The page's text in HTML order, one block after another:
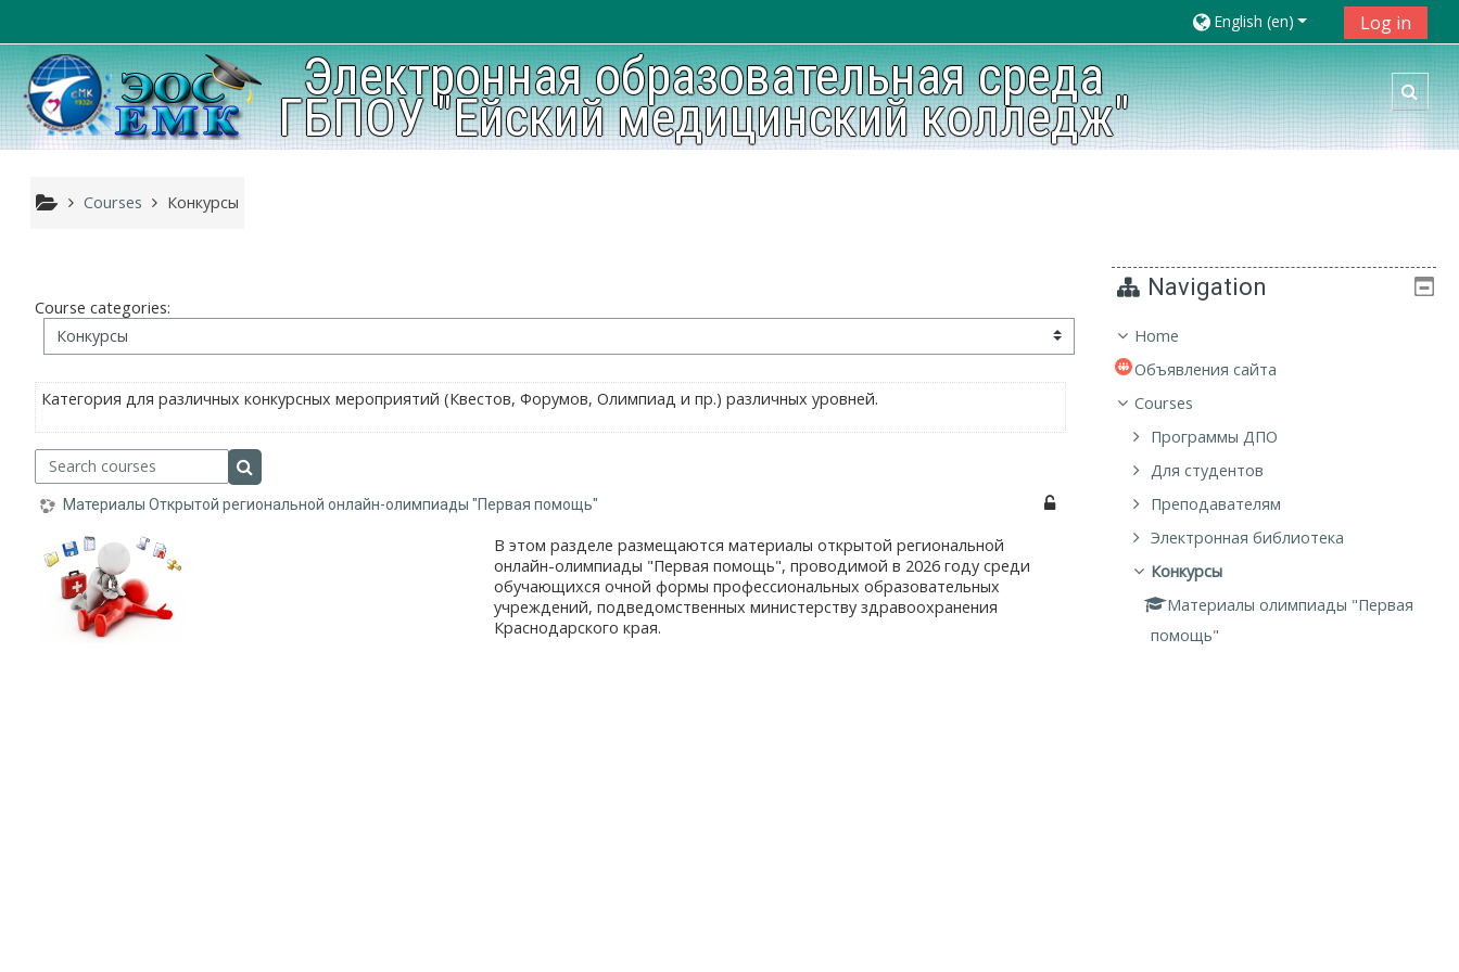
English ‎(en)‎ Log in
Электронная образовательная среда
ГБПОУ "Ейский медицинский колледж"
Courses Конкурсы
Course categories:
Категория для различных конкурсных мероприятий (Квестов, Форумов, Олимпиад и пр.) различных уровней.
Search courses
Search courses
Материалы Открытой региональной онлайн-олимпиады "Первая помощь"
В этом разделе размещаются материалы открытой региональной
онлайн-олимпиады "Первая помощь", проводимой в 2026 году среди
обучающихся очной формы профессиональных образовательных
учреждений, подведомственных министерству здравоохранения
Краснодарского края.
Navigation
Home
Объявления сайта
Courses
Программы ДПО
Для студентов
Преподавателям
Электронная библиотека
Конкурсы
Материалы олимпиады "Первая
помощь"